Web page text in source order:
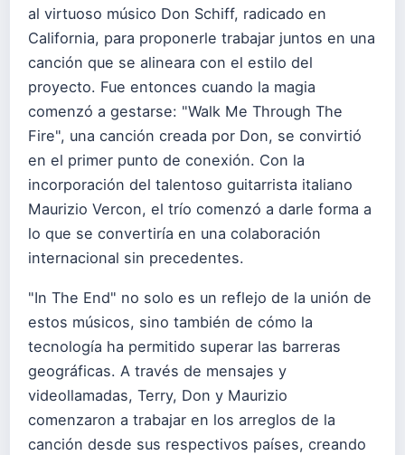
al virtuoso músico Don Schiff, radicado en
California, para proponerle trabajar juntos en una
canción que se alineara con el estilo del
proyecto. Fue entonces cuando la magia
comenzó a gestarse: "Walk Me Through The
Fire", una canción creada por Don, se convirtió
en el primer punto de conexión. Con la
incorporación del talentoso guitarrista italiano
Maurizio Vercon, el trío comenzó a darle forma a
lo que se convertiría en una colaboración
internacional sin precedentes.
"In The End" no solo es un reflejo de la unión de
estos músicos, sino también de cómo la
tecnología ha permitido superar las barreras
geográficas. A través de mensajes y
videollamadas, Terry, Don y Maurizio
comenzaron a trabajar en los arreglos de la
canción desde sus respectivos países, creando